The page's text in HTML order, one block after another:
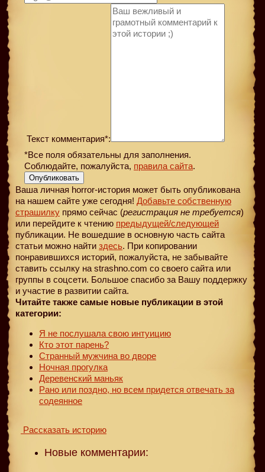
Текст комментария*:
*Все поля обязательны для заполнения.
Соблюдайте, пожалуйста, правила сайта.
Опубликовать
Ваша личная horror-история может быть опубликована
на нашем сайте уже сегодня! Добавьте собственную
страшилку прямо сейчас (регистрация не требуется)
или перейдите к чтению предыдущей/следующей
публикации. Не вошедшие в основную часть сайта
статьи можно найти здесь. При копировании
понравившихся историй, пожалуйста, не забывайте
ставить ссылку на strashno.com со своего сайта или
группы в соцсети. Большое спасибо за Вашу поддержку
и участие в развитии сайта.
Читайте также самые новые публикации в этой
категории:
Я не послушала свою интуицию
Кто этот парень?
Странный мужчина во дворе
Ночная прогулка
Деревенский маньяк
Рано или поздно, но всем придется отвечать за
содеянное
Рассказать историю
Новые комментарии: